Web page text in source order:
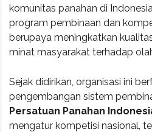
komunitas panahan di
program pembinaan dan
berupaya meningkatkan
minat masyarakat terhadap
Sejak didirikan, organisasi ini
pengembangan sistem
Persatuan Panahan
mengatur kompetisi nasional,